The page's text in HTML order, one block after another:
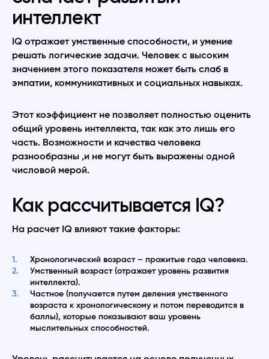
интеллект
IQ отражает умственные способности, и умение
решать логические задачи. Человек с высоким
значением этого показателя может быть слаб в
эмпатии, коммуникативных и социальных навыках.
Этот коэффициент не позволяет полностью оценить
общий уровень интеллекта, так как это лишь его
часть. Возможности и качества человека
разнообразны ,и не могут быть выражены одной
числовой мерой.
Как рассчитывается IQ?
На расчет IQ влияют такие факторы:
Хронологический возраст – прожитые года человека.
Умственный возраст (отражает уровень развития
интеллекта).
Частное (получается путем деления умственного
возраста к хронологическому и потом переводится в
баллы), которые показывают ваш уровень
мыслительных способностей.